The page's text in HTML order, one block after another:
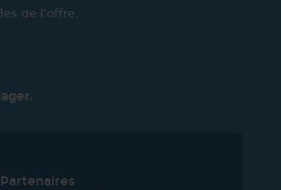
de l’offre.
Partenaires